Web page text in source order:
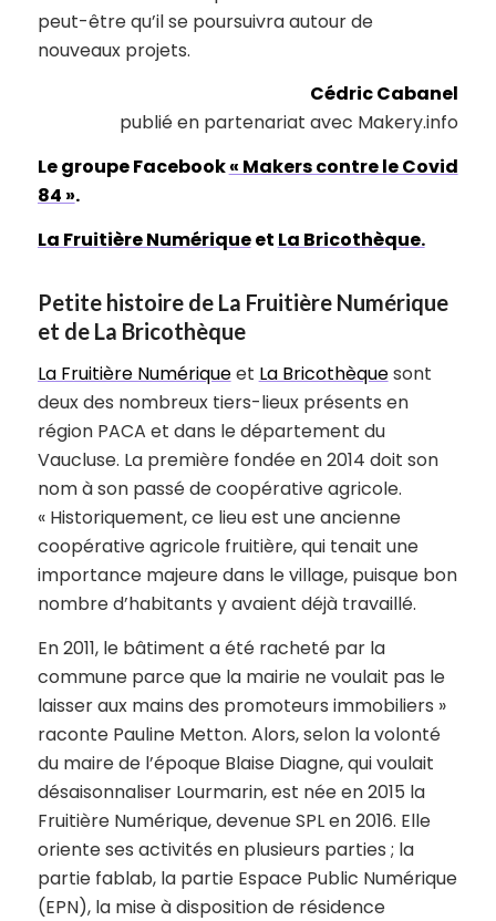
peut-être qu’il se poursuivra autour de
nouveaux projets.
Cédric Cabanel
publié en partenariat avec Makery.info
Le groupe Facebook« Makers contre le Covid
84 ».
La Fruitière Numériqueet La Bricothèque.
Petite histoire de La Fruitière Numérique
et de La Bricothèque
La Fruitière Numériqueet La Bricothèquesont
deux des nombreux tiers-lieux présents en
région PACA et dans le département du
Vaucluse. La première fondée en 2014 doit son
nom à son passé de coopérative agricole.
« Historiquement, ce lieu est une ancienne
coopérative agricole fruitière, qui tenait une
importance majeure dans le village, puisque bon
nombre d’habitants y avaient déjà travaillé.
En 2011, le bâtiment a été racheté par la
commune parce que la mairie ne voulait pas le
laisser aux mains des promoteurs immobiliers »
raconte Pauline Metton. Alors, selon la volonté
du maire de l’époque Blaise Diagne, qui voulait
désaisonnaliser Lourmarin, est née en 2015 la
Fruitière Numérique, devenue SPL en 2016. Elle
oriente ses activités en plusieurs parties ; la
partie fablab, la partie Espace Public Numérique
(EPN), la mise à disposition de résidence